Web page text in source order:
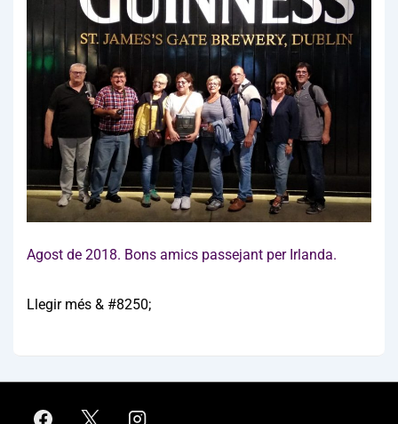
Agost de 2018. Bons amics passejant per Irlanda.
Llegir més & #8250;